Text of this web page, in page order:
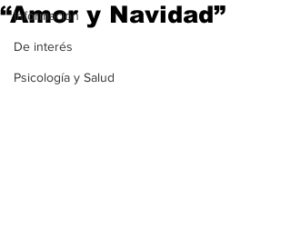
Información
De interés
Psicología y Salud
“Amor y Navidad”